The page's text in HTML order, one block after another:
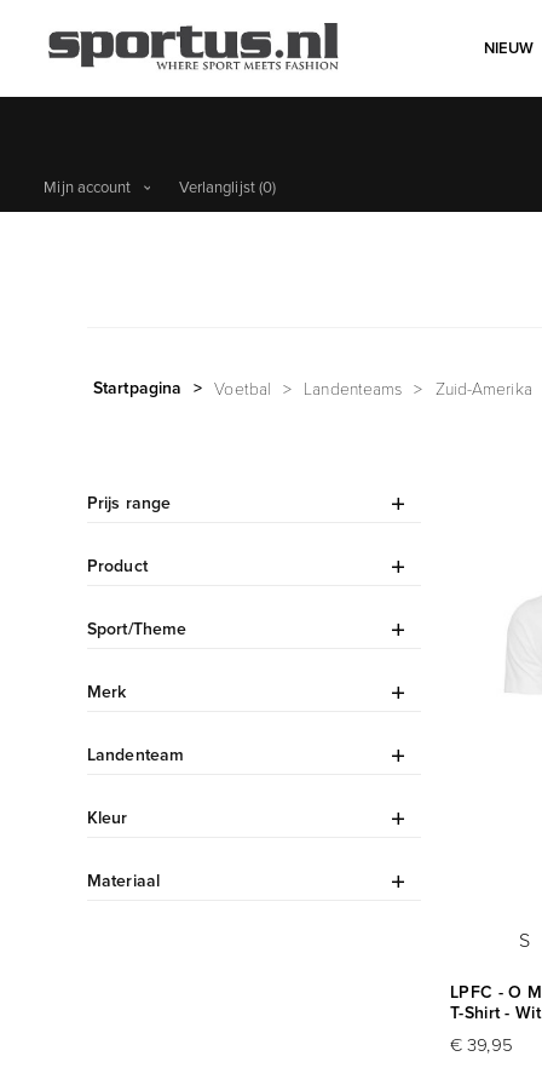
NIEUW
Mijn account Verlanglijst(0)
Startpagina > Voetbal > Landenteams > Zuid-Amerika
S
LPFC - O
T-Shirt - Wit
€ 39,95
Prijs range
Product
Sport/Theme
Merk
Landenteam
Kleur
Materiaal